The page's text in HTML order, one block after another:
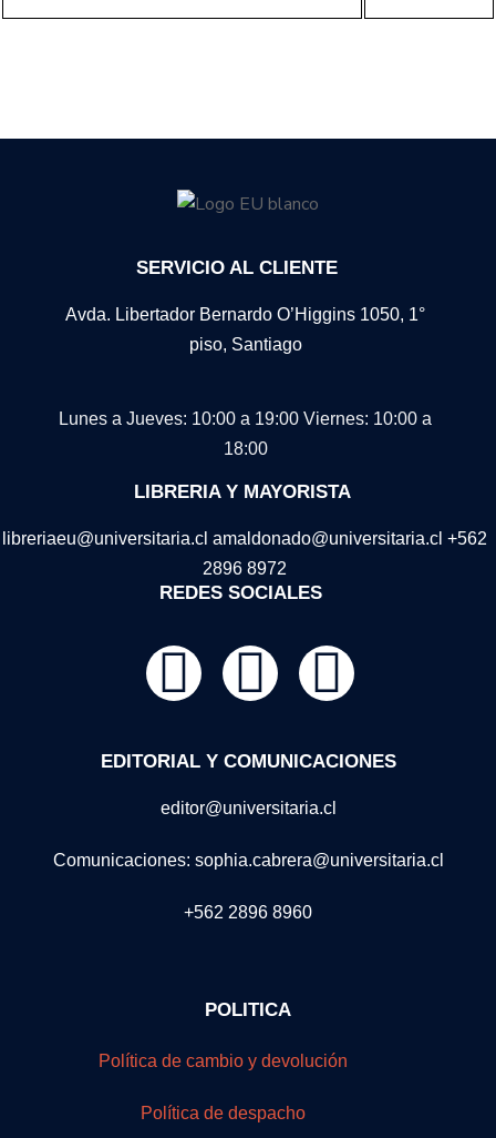
SERVICIO AL CLIENTE
Avda. Libertador Bernardo O’Higgins 1050, 1°
piso, Santiago
Lunes a Jueves: 10:00 a 19:00 Viernes: 10:00 a
18:00
LIBRERIA Y MAYORISTA
libreriaeu@universitaria.cl amaldonado@universitaria.cl +562
2896 8972
REDES SOCIALES
EDITORIAL Y COMUNICACIONES
editor@universitaria.cl
Comunicaciones: sophia.cabrera@universitaria.cl
+562 2896 8960
POLITICA
Política de cambio y devolución
Política de despacho